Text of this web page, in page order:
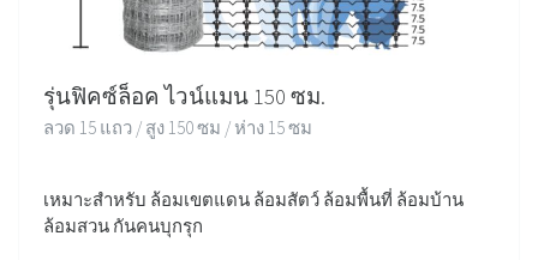
รุ่นฟิคซ์ล็อค ไวน์แมน 150 ซม.
ลวด 15 แถว / สูง 150 ซม / ห่าง 15 ซม
เหมาะสำหรับ ล้อมเขตแดน ล้อมสัตว์ ล้อมพื้นที่ ล้อมบ้าน
ล้อมสวน กันคนบุกรุก